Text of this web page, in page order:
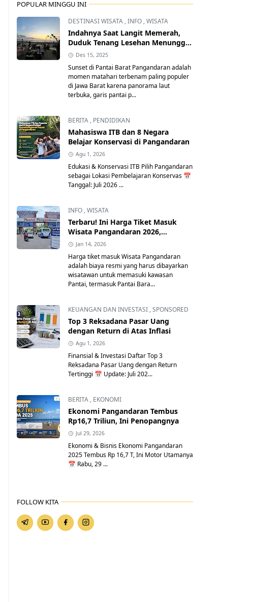
POPULAR MINGGU INI
DESTINASI WISATA ,INFO ,WISATA
Indahnya Saat Langit Memerah,
Duduk Tenang Lesehan Menunggu
Senja Pangandaran
Des 15, 2025
Sunset di Pantai Barat Pangandaran adalah
momen matahari terbenam paling populer
di Jawa Barat karena panorama laut
terbuka, garis pantai p...
BERITA , PENDIDIKAN
Mahasiswa ITB dan 8 Negara
Belajar Konservasi di Pangandaran
Agu 1, 2026
Edukasi & Konservasi ITB Pilih Pangandaran
sebagai Lokasi Pembelajaran Konservas 📅
Tanggal: Juli 2026 ...
INFO ,WISATA
Terbaru! Ini Harga Tiket Masuk
Wisata Pangandaran 2026,
Lengkap Tarif Parkir & Retribusi
Jan 14, 2026
Harga tiket masuk Wisata Pangandaran
adalah biaya resmi yang harus dibayarkan
wisatawan untuk memasuki kawasan
Pantai, termasuk Pantai Bara...
KEUANGAN DAN INVESTASI ,SPONSORED
Top 3 Reksadana Pasar Uang
dengan Return di Atas Inflasi
Agu 1, 2026
Finansial & Investasi Daftar Top 3
Reksadana Pasar Uang dengan Return
Tertinggi 📅 Update: Juli 202...
BERITA , EKONOMI
Ekonomi Pangandaran Tembus
Rp16,7 Triliun, Ini Penopangnya
Jul 29, 2026
Ekonomi & Bisnis Ekonomi Pangandaran
2025 Tembus Rp 16,7 T, Ini Motor Utamanya
📅 Rabu, 29 ...
FOLLOW KITA